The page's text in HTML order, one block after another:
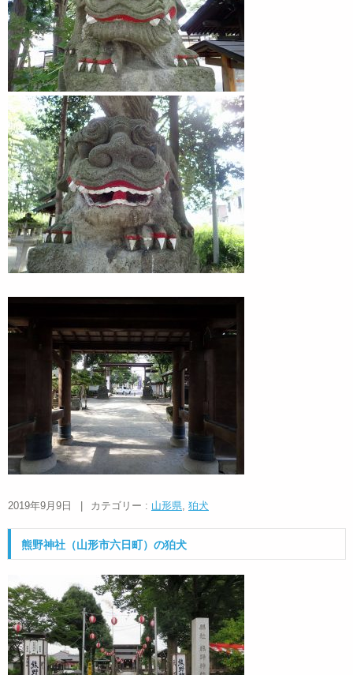
2019年9月9日 | カテゴリー : 山形県 狛犬
熊野神社（山形市六日町）の狛犬